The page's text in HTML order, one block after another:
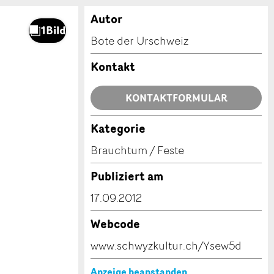
Autor
Bote der Urschweiz
Kontakt
KONTAKTFORMULAR
Kategorie
Brauchtum / Feste
Publiziert am
17.09.2012
Webcode
www.schwyzkultur.ch/Ysew5d